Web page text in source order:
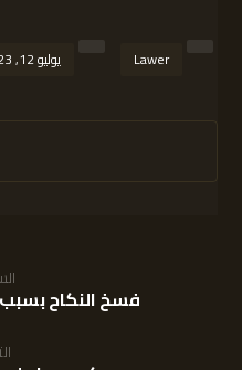
Lawer يوليو 12, 2023
فسخ النكاح